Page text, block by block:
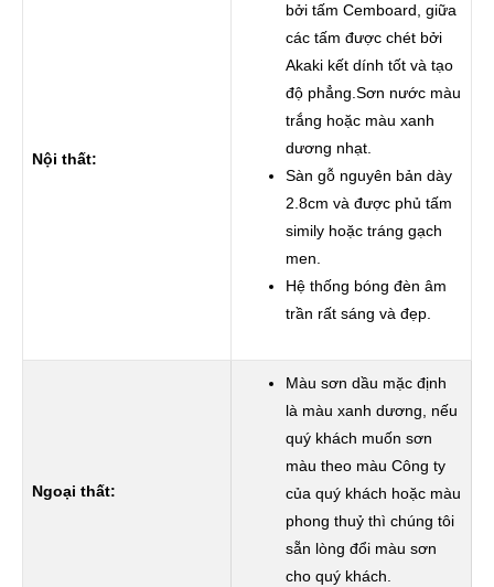
Nội thất:
bởi tấm Cemboard, giữa
các tấm được chét bởi
Akaki kết dính tốt và tạo
độ phẳng.Sơn nước màu
trắng hoặc màu xanh
dương nhạt.
Sàn gỗ nguyên bản dày
2.8cm và được phủ tấm
simily hoặc tráng gạch
men.
Hệ thống bóng đèn âm
trần rất sáng và đẹp.
Ngoại thất:
Màu sơn dầu mặc định
là màu xanh dương, nếu
quý khách muốn sơn
màu theo màu Công ty
của quý khách hoặc màu
phong thuỷ thì chúng tôi
sẵn lòng đổi màu sơn
cho quý khách.